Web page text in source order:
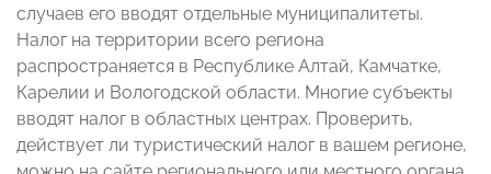
случаев его вводят отдельные муниципалитеты.
Налог на территории всего региона
распространяется в Республике Алтай, Камчатке,
Карелии и Вологодской области. Многие субъекты
вводят налог в областных центрах. Проверить,
действует ли туристический налог в вашем регионе,